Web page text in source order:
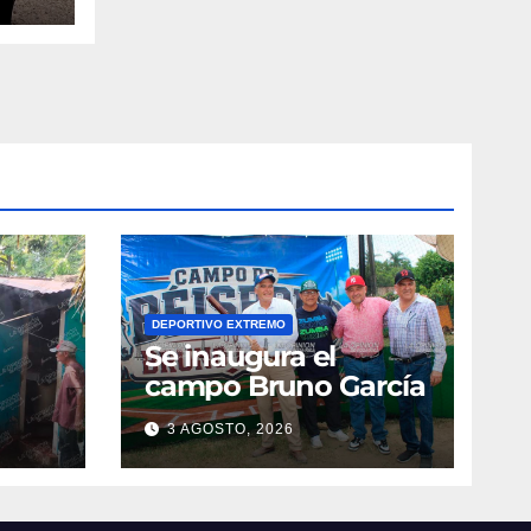
DEPORTIVO EXTREMO
Se inaugura el
campo Bruno García
3 AGOSTO, 2026